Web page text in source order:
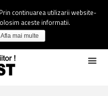
continuarea utilizarii website-
aceste informatii.
Afla mai multe